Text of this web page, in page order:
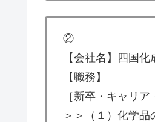
②
【会社名】四国
【職務】
［新卒・キャリア
＞＞（１）化学品